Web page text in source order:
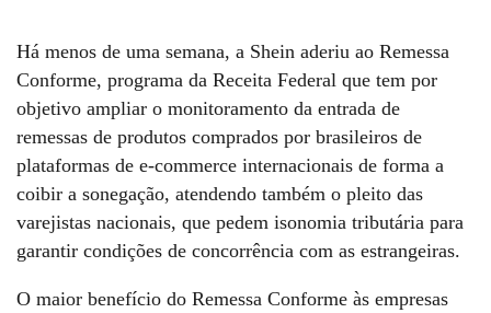
Há menos de uma semana, a Shein aderiu ao Remessa
Conforme, programa da Receita Federal que tem por
objetivo ampliar o monitoramento da entrada de
remessas de produtos comprados por brasileiros de
plataformas de e-commerce internacionais de forma a
coibir a sonegação, atendendo também o pleito das
varejistas nacionais, que pedem isonomia tributária para
garantir condições de concorrência com as estrangeiras.
O maior benefício do Remessa Conforme às empresas